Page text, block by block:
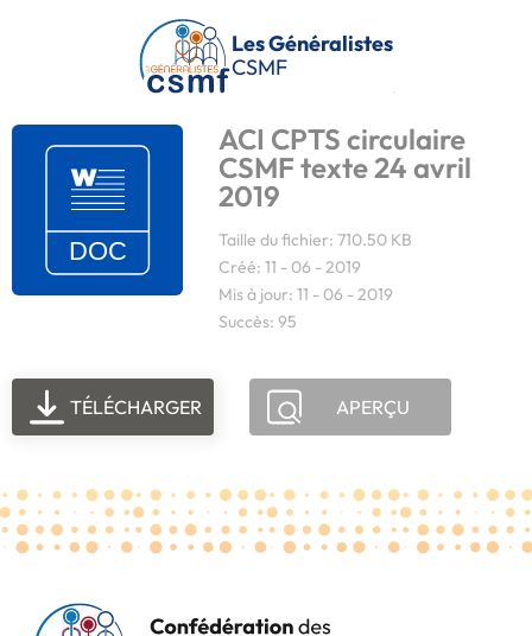
Passer au contenu principal
Les Généralistes
CSMF
ACI CPTS circulaire
CSMF texte 24 avril
2019
Taille du fichier: 710.50 KB
Créé: 11 - 06 - 2019
Mis à jour: 11 - 06 - 2019
Succès: 95
TÉLÉCHARGER APERÇU